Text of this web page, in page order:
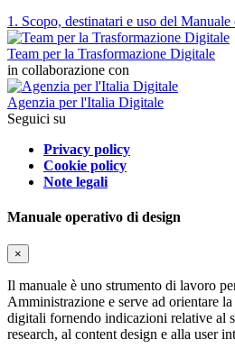
1. Scopo, destinatari e uso del
Team per la Trasformazione Digitale
in collaborazione con
Agenzia per l'Italia Digitale
Seguici su
Privacy policy
Cookie policy
Note legali
Manuale operativo di design
×
Il manuale è uno strumento di lavoro
Amministrazione e serve ad orientare
digitali fornendo indicazioni relative al
research, al content design e alla user